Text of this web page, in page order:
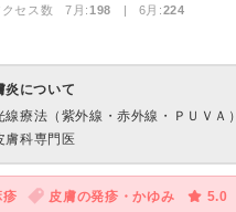
クセス数 7月:198 | 6月:224
炎について
線療法（紫外線・赤外線・ＰＵＶＡ）
膚科専門医
疹 皮膚の発疹・かゆみ
5.0